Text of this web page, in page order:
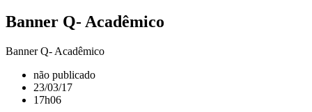
Banner Q- Acadêmico
Banner Q- Acadêmico
não publicado
23/03/17
17h06